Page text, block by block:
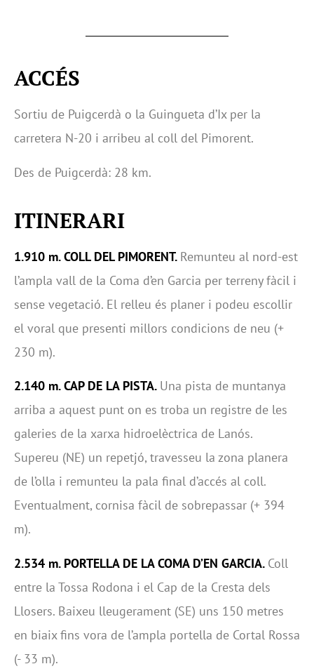
ACCÉS
Sortiu de Puigcerdà o la Guingueta d’Ix per la
carretera N-20 i arribeu al coll del Pimorent.
Des de Puigcerdà: 28 km.
ITINERARI
1.910 m. COLL DEL PIMORENT. Remunteu al nord-est
l’ampla vall de la Coma d’en Garcia per terreny fàcil i
sense vegetació. El relleu és planer i podeu escollir
el voral que presenti millors condicions de neu (+
230 m).
2.140 m. CAP DE LA PISTA. Una pista de muntanya
arriba a aquest punt on es troba un registre de les
galeries de la xarxa hidroelèctrica de Lanós.
Supereu (NE) un repetjó, travesseu la zona planera
de l’olla i remunteu la pala final d’accés al coll.
Eventualment, cornisa fàcil de sobrepassar (+ 394
m).
2.534 m. PORTELLA DE LA COMA D’EN GARCIA. Coll
entre la Tossa Rodona i el Cap de la Cresta dels
Llosers. Baixeu lleugerament (SE) uns 150 metres
en biaix fins vora de l’ampla portella de Cortal Rossa
(- 33 m).